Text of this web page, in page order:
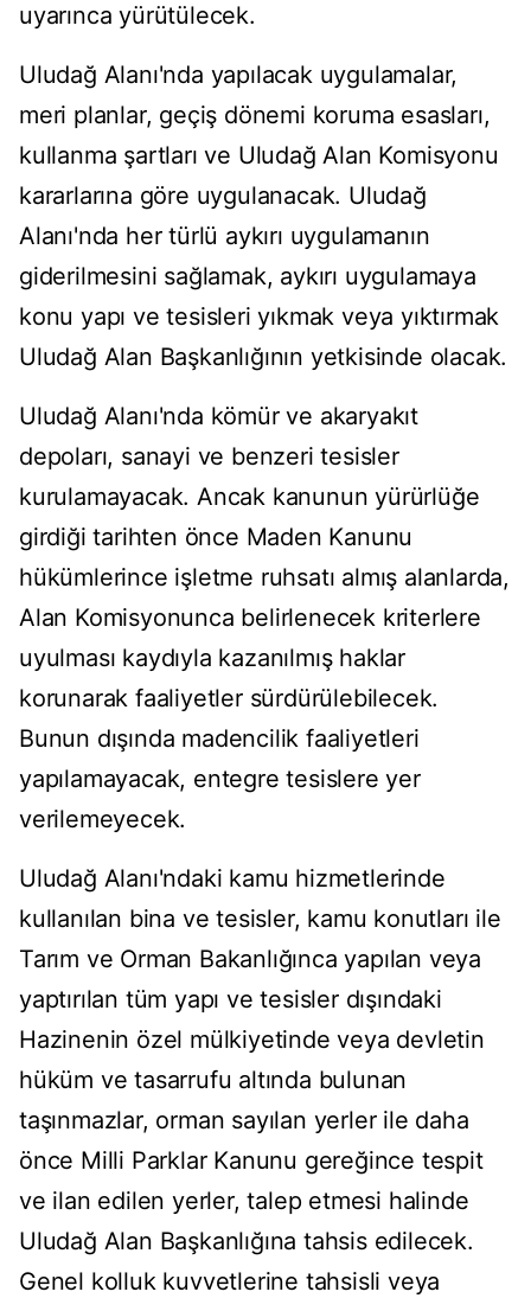
uyarınca yürütülecek.
Uludağ Alanı'nda yapılacak uygulamalar,
meri planlar, geçiş dönemi koruma esasları,
kullanma şartları ve Uludağ Alan Komisyonu
kararlarına göre uygulanacak. Uludağ
Alanı'nda her türlü aykırı uygulamanın
giderilmesini sağlamak, aykırı uygulamaya
konu yapı ve tesisleri yıkmak veya yıktırmak
Uludağ Alan Başkanlığının yetkisinde olacak.
Uludağ Alanı'nda kömür ve akaryakıt
depoları, sanayi ve benzeri tesisler
kurulamayacak. Ancak kanunun yürürlüğe
girdiği tarihten önce Maden Kanunu
hükümlerince işletme ruhsatı almış alanlarda,
Alan Komisyonunca belirlenecek kriterlere
uyulması kaydıyla kazanılmış haklar
korunarak faaliyetler sürdürülebilecek.
Bunun dışında madencilik faaliyetleri
yapılamayacak, entegre tesislere yer
verilemeyecek.
Uludağ Alanı'ndaki kamu hizmetlerinde
kullanılan bina ve tesisler, kamu konutları ile
Tarım ve Orman Bakanlığınca yapılan veya
yaptırılan tüm yapı ve tesisler dışındaki
Hazinenin özel mülkiyetinde veya devletin
hüküm ve tasarrufu altında bulunan
taşınmazlar, orman sayılan yerler ile daha
önce Milli Parklar Kanunu gereğince tespit
ve ilan edilen yerler, talep etmesi halinde
Uludağ Alan Başkanlığına tahsis edilecek.
Genel kolluk kuvvetlerine tahsisli veya